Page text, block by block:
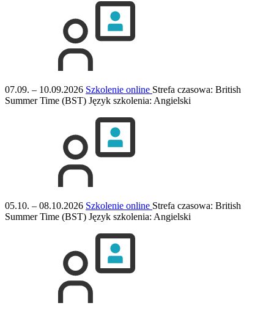
07.09. – 10.09.2026 Szkolenie online Strefa czasowa: British
Summer Time (BST) Język szkolenia: Angielski
05.10. – 08.10.2026 Szkolenie online Strefa czasowa: British
Summer Time (BST) Język szkolenia: Angielski